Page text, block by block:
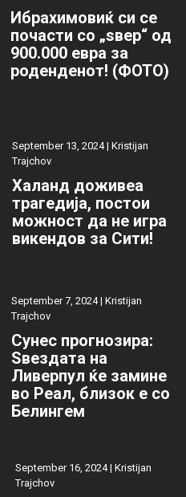
Ибрахимовиќ си се
почасти со „ѕвер“ од
900.000 евра за
роденденот! (ФОТО)
September 13, 2024 | Kristijan
Trajchov
Халанд доживеа
трагедија, постои
можност да не игра
викендов за Сити!
September 7, 2024 | Kristijan
Trajchov
Сунес прогнозира:
Ѕвездата на
Ливерпул ќе замине
во Реал, близок е со
Белингем
September 16, 2024 | Kristijan
Trajchov